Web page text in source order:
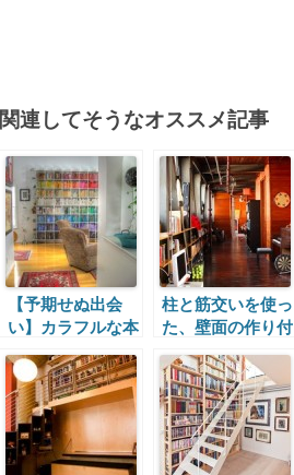
関連してそうなオススメ記事
【予期せぬ出会
い】カラフルな本
柱と筋交いを使っ
た、壁面の作り付